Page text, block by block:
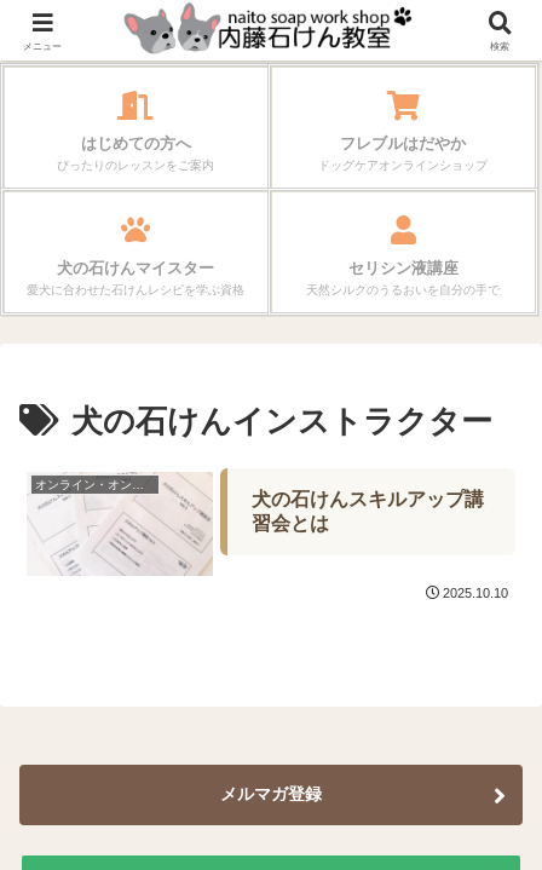
作る楽しさが、毎日の暮らしを変えていく。
はじめての方へ
ぴったりのレッスンをご案内
フレブルはだやか
ドッグケアオンラインショップ
犬の石けんマイスター
愛犬に合わせた石けんレシピを学ぶ資格
セリシン液講座
天然シルクのうるおいを自分の手で
犬の石けんインストラクター
オンライン・オンデマンド
犬の石けんスキルアップ講
習会とは
2025.10.10
メルマガ登録
メニュー 検索